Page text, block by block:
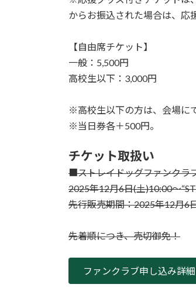
からお振込された場合は、応
【自由席チケット】
一般：5,500円
高校生以下：3,000円
※高校生以下の方は、会場に
※当日券各＋500円。
チケット取扱い
■ストレイドッグファンクラ
2025年12月6日(土)10:00〜
先行販売期間：2025年12月6
先着順につき、売切御免！
ファンクラブ申し込み詳